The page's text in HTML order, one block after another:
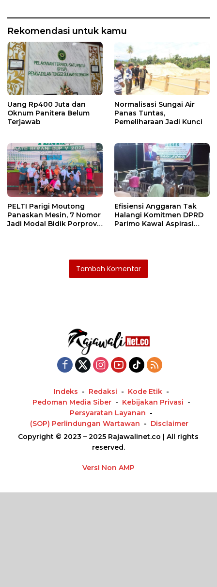
Rekomendasi untuk kamu
Uang Rp400 Juta dan
Oknum Panitera Belum
Terjawab
Normalisasi Sungai Air
Panas Tuntas,
Pemeliharaan Jadi Kunci
PELTI Parigi Moutong
Panaskan Mesin, 7 Nomor
Jadi Modal Bidik Porprov
Efisiensi Anggaran Tak
Halangi Komitmen DPRD
Parimo Kawal Aspirasi
Tambah Komentar
Indeks Redaksi
Kode Etik
Pedoman Media Siber
Kebijakan Privasi
Persyaratan Layanan
(SOP) Perlindungan Wartawan
Disclaimer
Copyright © 2023 – 2025 Rajawalinet.co | All rights
reserved.
Versi Non AMP